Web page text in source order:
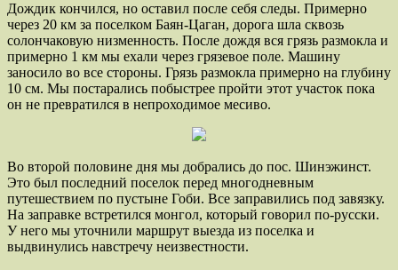
Дождик кончился, но оставил после себя следы. Примерно
через 20 км за поселком Баян-Цаган, дорога шла сквозь
солончаковую низменность. После дождя вся грязь размокла и
примерно 1 км мы ехали через грязевое поле. Машину
заносило во все стороны. Грязь размокла примерно на глубину
10 см. Мы постарались побыстрее пройти этот участок пока
он не превратился в непроходимое месиво.
Во второй половине дня мы добрались до пос. Шинэжинст.
Это был последний поселок перед многодневным
путешествием по пустыне Гоби. Все заправились под завязку.
На заправке встретился монгол, который говорил по-русски.
У него мы уточнили маршрут выезда из поселка и
выдвинулись навстречу неизвестности.